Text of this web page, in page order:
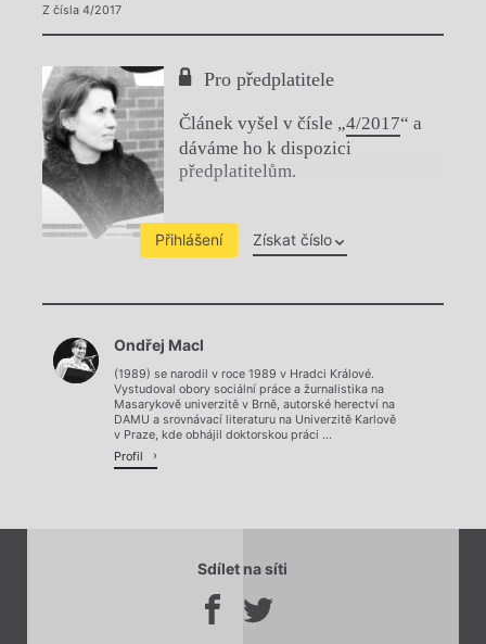
Z čísla 4/2017
Pro předplatitele
Článek vyšel v čísle „4/2017“ a
dáváme ho k dispozici
předplatitelům.
Přihlášení Získat číslo
Chviličku.
Ondřej Macl
(1989) se narodil v roce 1989 v Hradci Králové.
Vystudoval obory sociální práce a žurnalistika na
Masarykově univerzitě v Brně, autorské herectví na
DAMU a srovnávací literaturu na Univerzitě Karlově
v Praze, kde obhájil doktorskou práci ...
Profil
Sdílet na síti